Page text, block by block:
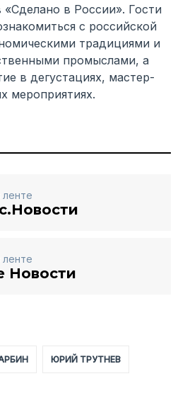
«Сделано в России». Гости
с российской
традициями и
промыслами, а
в дегустациях, мастер-
мероприятиях.
ленте
ленте
Новости
ЮРИЙ ТРУТНЕВ